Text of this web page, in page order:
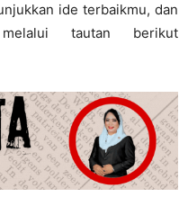
ide terbaikmu, dan
tautan berikut